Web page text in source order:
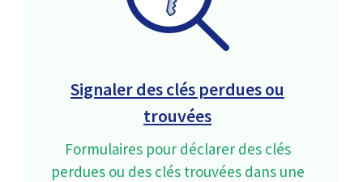
Signaler des clés perdues ou
trouvées
Formulaires pour déclarer des clés
perdues ou des clés trouvées dans une